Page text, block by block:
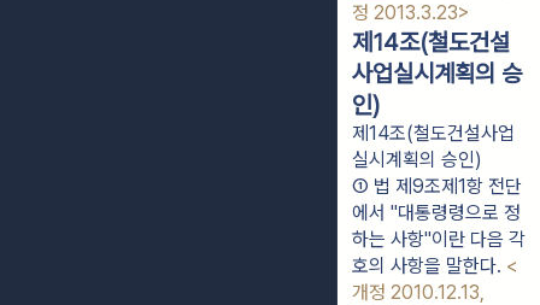
정 2013.3.23>
제14조(철도건설
사업실시계획의 승
인)
제14조(철도건설사업
실시계획의 승인)
① 법 제9조제1항 전단
에서 "대통령령으로 정
하는 사항"이란 다음 각
호의 사항을 말한다. <
개정 2010.12.13,